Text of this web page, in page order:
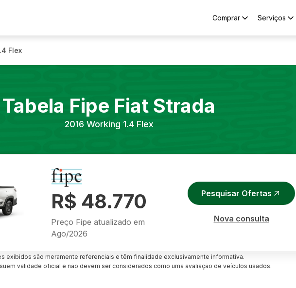
Comprar Serviços
Flex
Tabela Fipe Fiat Strada
2016 Working 1.4 Flex
R$ 48.770
Preço Fipe atualizado em
Ago/2026
Pesquisar Ofertas
Nova consulta
exibidos são meramente referenciais e têm finalidade exclusivamente informativa.
validade oficial e não devem ser considerados como uma avaliação de veículos usados.